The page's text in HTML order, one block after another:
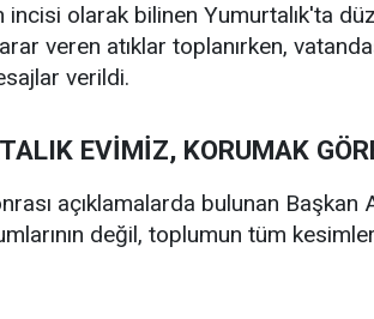
incisi olarak bilinen Yumurtalık'ta
veren atıklar toplanırken,
verildi.
EVİMİZ, KORUMAK
açıklamalarda bulunan Başkan
değil, toplumun tüm